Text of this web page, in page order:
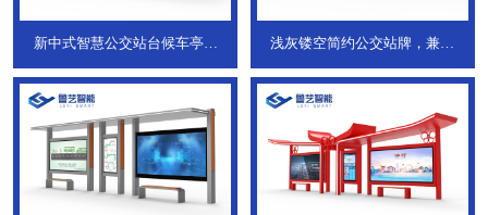
新中式智慧公交站台候车亭，
浅灰镂空简约公交站牌，兼具